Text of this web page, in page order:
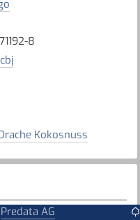
8
Kokosnuss
Predata AG